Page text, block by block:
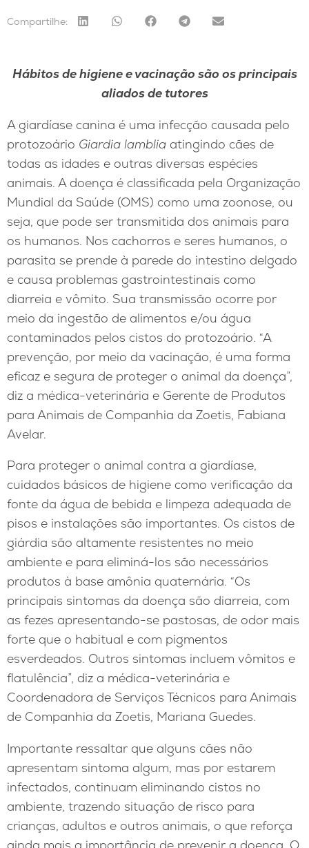
Compartilhe:
Hábitos de higiene e vacinação são os principais
aliados de tutores
A giardíase canina é uma infecção causada pelo
protozoário Giardia lamblia atingindo cães de
todas as idades e outras diversas espécies
animais. A doença é classificada pela Organização
Mundial da Saúde (OMS) como uma zoonose, ou
seja, que pode ser transmitida dos animais para
os humanos. Nos cachorros e seres humanos, o
parasita se prende à parede do intestino delgado
e causa problemas gastrointestinais como
diarreia e vômito. Sua transmissão ocorre por
meio da ingestão de alimentos e/ou água
contaminados pelos cistos do protozoário. “A
prevenção, por meio da vacinação, é uma forma
eficaz e segura de proteger o animal da doença”,
diz a médica-veterinária e Gerente de Produtos
para Animais de Companhia da Zoetis, Fabiana
Avelar.
Para proteger o animal contra a giardíase,
cuidados básicos de higiene como verificação da
fonte da água de bebida e limpeza adequada de
pisos e instalações são importantes. Os cistos de
giárdia são altamente resistentes no meio
ambiente e para eliminá-los são necessários
produtos à base amônia quaternária. “Os
principais sintomas da doença são diarreia, com
as fezes apresentando-se pastosas, de odor mais
forte que o habitual e com pigmentos
esverdeados. Outros sintomas incluem vômitos e
flatulência”, diz a médica-veterinária e
Coordenadora de Serviços Técnicos para Animais
de Companhia da Zoetis, Mariana Guedes.
Importante ressaltar que alguns cães não
apresentam sintoma algum, mas por estarem
infectados, continuam eliminando cistos no
ambiente, trazendo situação de risco para
crianças, adultos e outros animais, o que reforça
ainda mais a importância de prevenir a doença. O